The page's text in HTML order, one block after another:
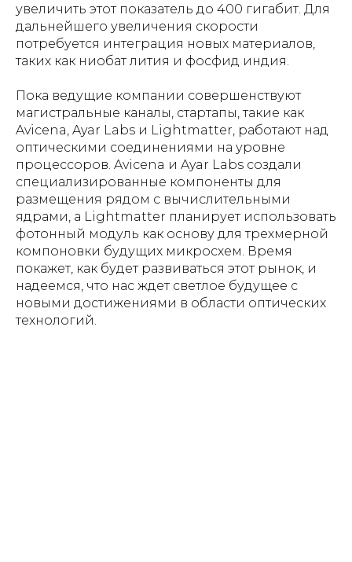
увеличить этот показатель до 400 гигабит. Для
дальнейшего увеличения скорости
потребуется интеграция новых материалов,
таких как ниобат лития и фосфид индия.
Пока ведущие компании совершенствуют
магистральные каналы, стартапы, такие как
Avicena, Ayar Labs и Lightmatter, работают над
оптическими соединениями на уровне
процессоров. Avicena и Ayar Labs создали
специализированные компоненты для
размещения рядом с вычислительными
ядрами, а Lightmatter планирует использовать
фотонный модуль как основу для трехмерной
компоновки будущих микросхем. Время
покажет, как будет развиваться этот рынок, и
надеемся, что нас ждет светлое будущее с
новыми достижениями в области оптических
технологий.